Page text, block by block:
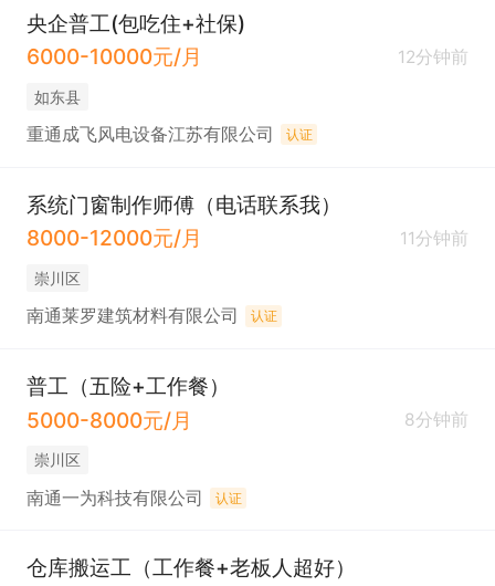
央企普工(包吃住+社保)
6000-10000元/月
12分钟前
如东县
重通成飞风电设备江苏有限公司 认证
系统门窗制作师傅（电话联系我）
8000-12000元/月
11分钟前
崇川区
南通莱罗建筑材料有限公司 认证
普工（五险+工作餐）
5000-8000元/月
8分钟前
崇川区
南通一为科技有限公司 认证
仓库搬运工（工作餐+老板人超好）